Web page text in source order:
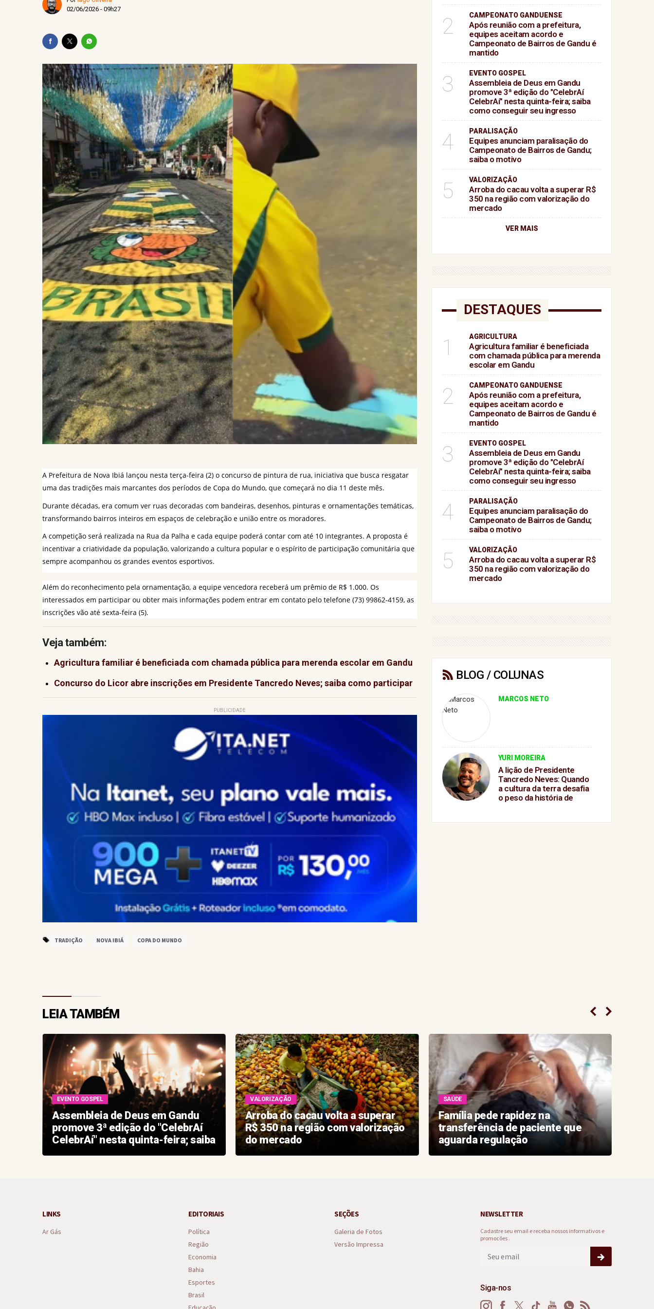
Após reunião com a prefeitura, equipes aceitam acordo e Campeonato de Bairros de Gandu é mantido
02/06/2026 - 09h27
A Prefeitura de Nova Ibiá lançou nesta terça-feira (2) o concurso de pintura de rua, iniciativa que busca resgatar
uma das tradições mais marcantes dos períodos de Copa do Mundo, que começará no dia 11 deste mês.
Durante décadas, era comum ver ruas decoradas com bandeiras, desenhos, pinturas e ornamentações temáticas,
transformando bairros inteiros em espaços de celebração e união entre os moradores.
A competição será realizada na Rua da Palha e cada equipe poderá contar com até 10 integrantes. A proposta é
incentivar a criatividade da população, valorizando a cultura popular e o espírito de participação comunitária que
sempre acompanhou os grandes eventos esportivos.
Além do reconhecimento pela ornamentação, a equipe vencedora receberá um prêmio de R$ 1.000. Os
interessados em participar ou obter mais informações podem entrar em contato pelo telefone (73) 99862-4159, as
inscrições vão até sexta-feira (5).
Veja também:
Agricultura familiar é beneficiada com chamada pública para merenda escolar em Gandu
Concurso do Licor abre inscrições em Presidente Tancredo Neves; saiba como participar
PUBLICIDADE
TRADIÇÃO NOVA IBIÁ COPA DO MUNDO
2 CAMPEONATO GANDUENSE
Após reunião com a prefeitura,
equipes aceitam acordo e
Campeonato de Bairros de Gandu é
mantido
3 EVENTO GOSPEL
Assembleia de Deus em Gandu
promove 3ª edição do "CelebrAí
CelebrAí" nesta quinta-feira; saiba
como conseguir seu ingresso
4 PARALISAÇÃO
Equipes anunciam paralisação do
Campeonato de Bairros de Gandu;
saiba o motivo
5 VALORIZAÇÃO
Arroba do cacau volta a superar R$
350 na região com valorização do
mercado
VER MAIS
DESTAQUES
1 AGRICULTURA
Agricultura familiar é beneficiada
com chamada pública para merenda
escolar em Gandu
2 CAMPEONATO GANDUENSE
Após reunião com a prefeitura,
equipes aceitam acordo e
Campeonato de Bairros de Gandu é
mantido
3 EVENTO GOSPEL
Assembleia de Deus em Gandu
promove 3ª edição do "CelebrAí
CelebrAí" nesta quinta-feira; saiba
como conseguir seu ingresso
4 PARALISAÇÃO
Equipes anunciam paralisação do
Campeonato de Bairros de Gandu;
saiba o motivo
5 VALORIZAÇÃO
Arroba do cacau volta a superar R$
350 na região com valorização do
mercado
BLOG / COLUNAS
MARCOS NETO
YURI MOREIRA
A lição de Presidente
Tancredo Neves: Quando
a cultura da terra desafia
o peso da história de
LEIA TAMBÉM
EVENTO GOSPEL
Assembleia de Deus em Gandu
promove 3ª edição do "CelebrAí
CelebrAí" nesta quinta-feira; saiba
VALORIZAÇÃO
Arroba do cacau volta a superar
R$ 350 na região com valorização
do mercado
SAÚDE
Família pede rapidez na
transferência de paciente que
aguarda regulação
LINKS
Ar Gás
EDITORIAIS
Política
Região
Economia
Bahia
Esportes
Brasil
SEÇÕES
Galeria de Fotos
Versão Impressa
NEWSLETTER
Cadastre seu email e receba nossos informativos e
promocões .
Siga-nos